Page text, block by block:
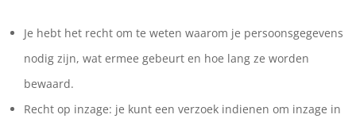
Je hebt het recht om te weten waarom je persoonsgegevens
nodig zijn, wat ermee gebeurt en hoe lang ze worden
bewaard.
Recht op inzage: je kunt een verzoek indienen om inzage in